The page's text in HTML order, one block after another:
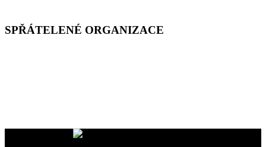
SPŘÁTELENÉ ORGANIZACE